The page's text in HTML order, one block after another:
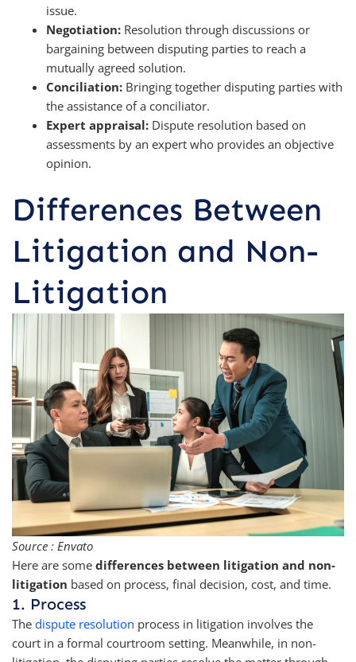
issue.
Negotiation: Resolution through discussions or
bargaining between disputing parties to reach a
mutually agreed solution.
Conciliation: Bringing together disputing parties with
the assistance of a conciliator.
Expert appraisal: Dispute resolution based on
assessments by an expert who provides an objective
opinion.
Differences Between
Litigation and Non-
Litigation
Source : Envato
Here are some differences between litigation and non-
litigation based on process, final decision, cost, and time.
1. Process
Thedispute resolution process in litigation involves the
court in a formal courtroom setting. Meanwhile, in non-